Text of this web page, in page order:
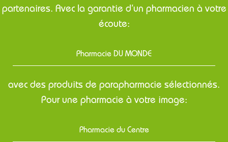
partenaires. Avec la garantie d’un pharmacien à votre
écoute:
Pharmacie DU MONDE
avec des produits de parapharmacie sélectionnés.
Pour une pharmacie à votre image:
Pharmacie du Centre